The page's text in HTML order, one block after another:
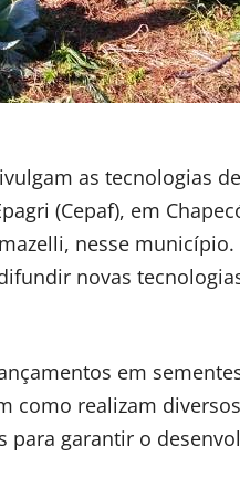
as tecnologias
(Cepaf), em
nesse
novas
em
como realizam
para garantir o